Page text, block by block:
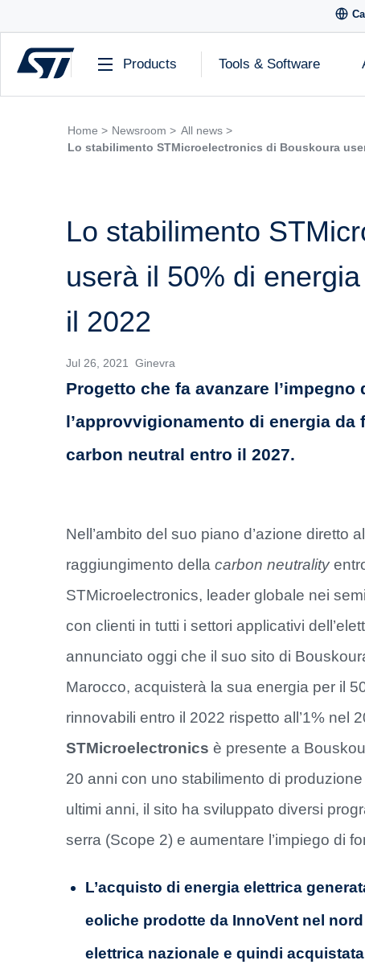
Products Tools & Software
Home > Newsroom > All news >
Lo stabilimento STMicroelectronics di Bouskoura
Lo stabilimento
userà il 50% di
il 2022
Jul 26, 2021 Ginevra
Progetto che fa avanzare
l’approvvigionamento di energia
carbon neutral entro il 2027.
Nell’ambito del suo piano d’azione diretto al
raggiungimento della carbon neutrality
STMicroelectronics, leader globale nei
con clienti in tutti i settori applicativi
annunciato oggi che il suo sito di
Marocco, acquisterà la sua energia per il
rinnovabili entro il 2022 rispetto all’1% nel
STMicroelectronics è presente a
20 anni con uno stabilimento di
ultimi anni, il sito ha sviluppato diversi
serra (Scope 2) e aumentare l’impiego di
L’acquisto di energia elettrica
eoliche prodotte da InnoVent nel
elettrica nazionale e quindi acquistata